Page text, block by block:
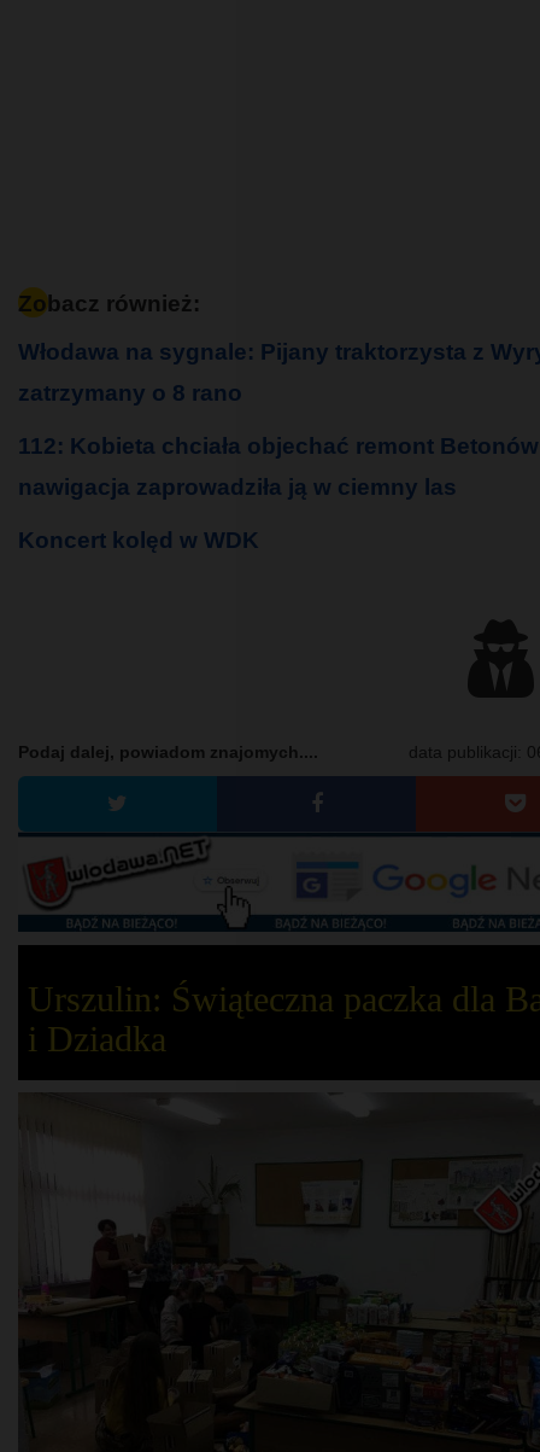
Zobacz również:
Włodawa na sygnale: Pijany traktorzysta z
zatrzymany o 8 rano
112: Kobieta chciała objechać remont
nawigacja zaprowadziła ją w ciemny las
Koncert kolęd w WDK
data publikacji:
Podaj dalej, powiadom znajomych....
Urszulin: Świąteczna paczka dla
i Dziadka